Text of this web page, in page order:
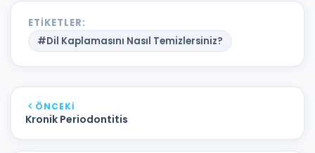
ETIKETLER:
#Dil Kaplamasını Nasıl Temizlersiniz?
ÖNCEKI
Kronik Periodontitis